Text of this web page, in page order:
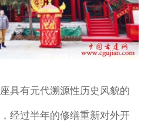
具有元代溯源性历史风貌的
经过半年的修缮重新对外开